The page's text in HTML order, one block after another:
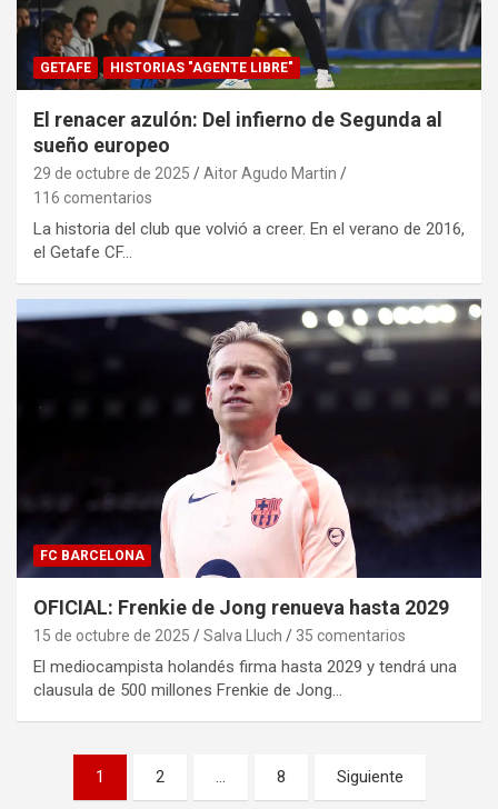
GETAFE HISTORIAS "AGENTE LIBRE"
El renacer azulón: Del infierno de Segunda al
sueño europeo
29 de octubre de 2025
Aitor Agudo Martin
116 comentarios
La historia del club que volvió a creer. En el verano de 2016,
el Getafe CF…
FC BARCELONA
OFICIAL: Frenkie de Jong renueva hasta 2029
15 de octubre de 2025 Salva Lluch 35 comentarios
El mediocampista holandés firma hasta 2029 y tendrá una
clausula de 500 millones Frenkie de Jong…
Paginación
1 2 … 8 Siguiente